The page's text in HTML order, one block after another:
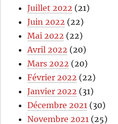
Juillet 2022 (21)
Juin 2022 (22)
Mai 2022 (22)
Avril 2022 (20)
Mars 2022 (20)
Février 2022 (22)
Janvier 2022 (31)
Décembre 2021 (30)
Novembre 2021 (25)